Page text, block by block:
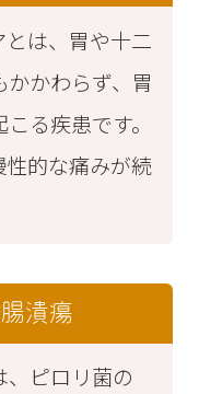
は、胃や十二
かわらず、胃
る疾患です。
性的な痛みが続
潰瘍
、ピロリ菌の